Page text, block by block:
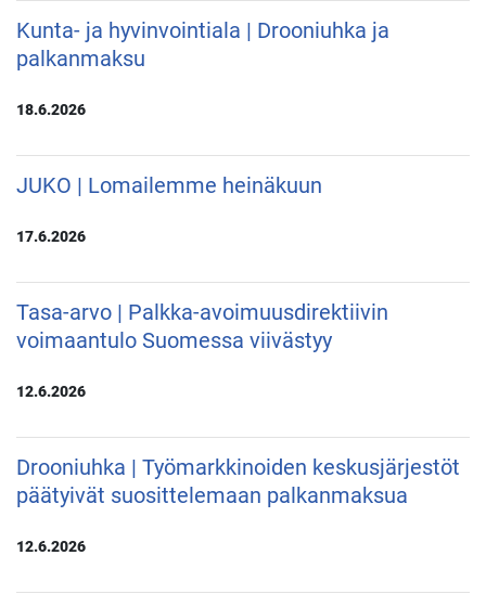
Kunta- ja hyvinvointiala | Drooniuhka ja
palkanmaksu
18.6.2026
JUKO | Lomailemme heinäkuun
17.6.2026
Tasa-arvo | Palkka-avoimuusdirektiivin
voimaantulo Suomessa viivästyy
12.6.2026
Drooniuhka | Työmarkkinoiden keskusjärjestöt
päätyivät suosittelemaan palkanmaksua
12.6.2026